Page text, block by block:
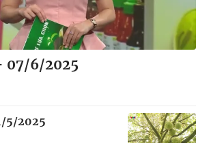
07/6/2025
5/2025